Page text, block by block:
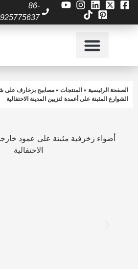
18925775637
الرئيسية»المنتجات»مصابيح بزخارف على شكل
المثبتة على أعمدة لتزيين المدينة الاحتفالية